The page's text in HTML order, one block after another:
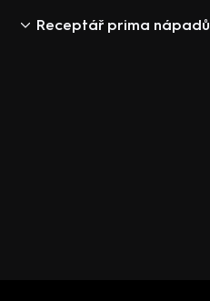
Receptář prima nápadů